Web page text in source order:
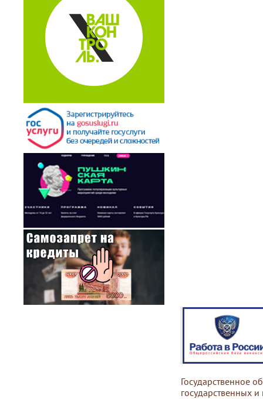
Государственное
государственных